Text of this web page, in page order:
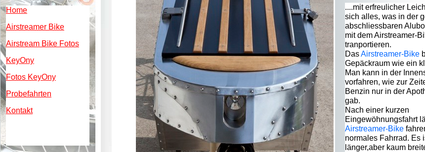
....mit erfreulicher
sich alles, was in der
abschliessbaren
mit dem Airstreamer-
tranportieren.
DasAirstreamer-Bike
Gepäckraum wie ein
Man kann in der
vorfahren, wie zur
Benzin nur in der
gab.
Nach einer kurzen
Eingewöhnungsfahrt
Airstreamer-Bike
normales Fahrrad. Es
länger,aber kaum
Home
Airstreamer Bike
Airstream Bike Fotos
KeyOny
Fotos KeyOny
Probefahrten
Kontakt